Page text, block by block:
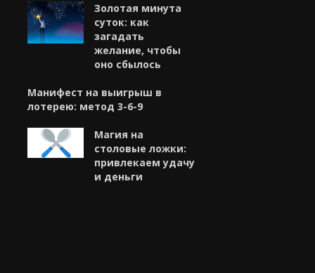
Золотая минута
суток: как
загадать
желание, чтобы
оно сбылось
Манифест на выигрыш в
лотерею: метод 3-6-9
Магия на
столовые ложки:
привлекаем удачу
и деньги